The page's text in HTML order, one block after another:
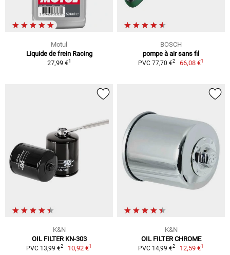
Motul
Liquide de frein Racing
27,99 €1
BOSCH
pompe à air sans fil
PVC 77,70 €2 66,08 €1
K&N
OIL FILTER KN-303
PVC 13,99 €2 10,92 €1
K&N
OIL FILTER CHROME
PVC 14,99 €2 12,59 €1